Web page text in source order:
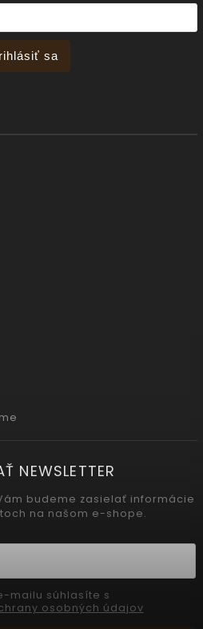
sa
NEWSLETTER
budeme zasielať informácie
na našom e-shope.
osobných údajov